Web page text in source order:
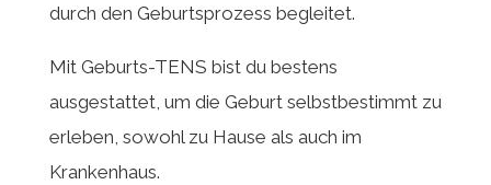
durch den Geburtsprozess begleitet.
Mit Geburts-TENS bist du bestens
ausgestattet, um die Geburt selbstbestimmt zu
erleben, sowohl zu Hause als auch im
Krankenhaus.